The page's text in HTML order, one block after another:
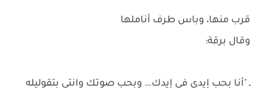
قرب منها، وباس طرف أناملها
وقال برقة:
ـ "أنا بحب إيدي في إيدك… وبحب صوتك وانتي بتقوليله